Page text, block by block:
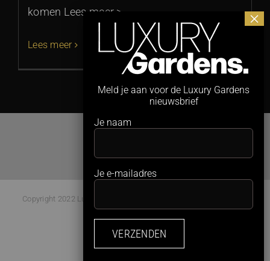
komen Lees meer >
Lees meer
Copyright 2022 Luxury Gardens Magazine | All Rights Reserved |
Facebook
Instagram
Meld je aan voor de Luxury Gardens
nieuwsbrief
Je naam
Je e-mailadres